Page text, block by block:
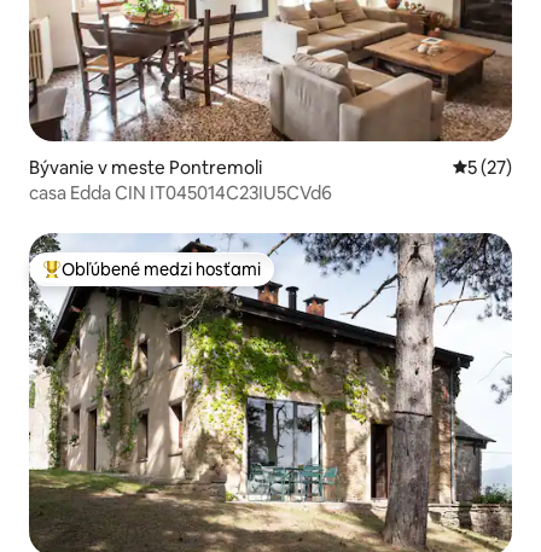
Bývanie v meste Pontremoli
5 (27)
casa Edda CIN IT045014C23IU5CVd6
Najobľúbenejšie medzi hosťami
Obľúbené medzi hosťami